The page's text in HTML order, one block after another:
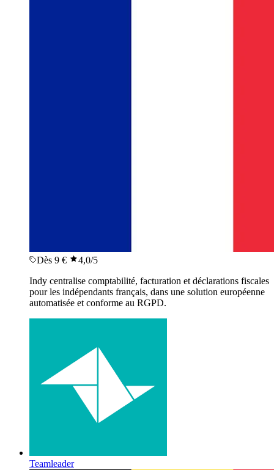
Dès 9 € 4,0/5
Indy centralise comptabilité, facturation et déclarations fiscales
pour les indépendants français, dans une solution européenne
automatisée et conforme au RGPD.
Teamleader